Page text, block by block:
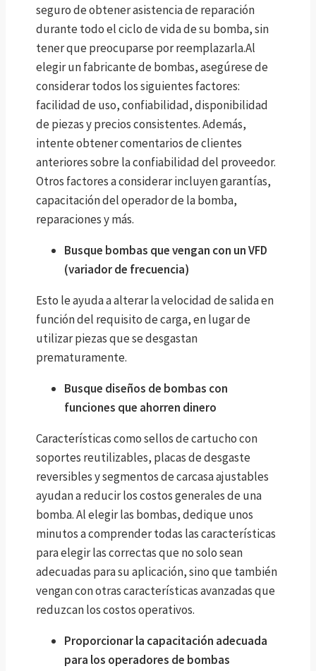
seguro de obtener asistencia de reparación
durante todo el ciclo de vida de su bomba, sin
tener que preocuparse por reemplazarla.Al
elegir un fabricante de bombas, asegúrese de
considerar todos los siguientes factores:
facilidad de uso, confiabilidad, disponibilidad
de piezas y precios consistentes. Además,
intente obtener comentarios de clientes
anteriores sobre la confiabilidad del proveedor.
Otros factores a considerar incluyen garantías,
capacitación del operador de la bomba,
reparaciones y más.
Busque bombas que vengan con un VFD
(variador de frecuencia)
Esto le ayuda a alterar la velocidad de salida en
función del requisito de carga, en lugar de
utilizar piezas que se desgastan
prematuramente.
Busque diseños de bombas con
funciones que ahorren dinero
Características como sellos de cartucho con
soportes reutilizables, placas de desgaste
reversibles y segmentos de carcasa ajustables
ayudan a reducir los costos generales de una
bomba. Al elegir las bombas, dedique unos
minutos a comprender todas las características
para elegir las correctas que no solo sean
adecuadas para su aplicación, sino que también
vengan con otras características avanzadas que
reduzcan los costos operativos.
Proporcionar la capacitación adecuada
para los operadores de bombas